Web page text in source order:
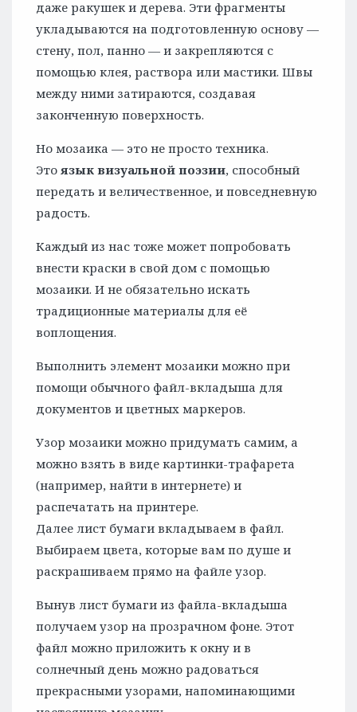
даже ракушек и дерева. Эти фрагменты
укладываются на подготовленную основу —
стену, пол, панно — и закрепляются с
помощью клея, раствора или мастики. Швы
между ними затираются, создавая
законченную поверхность.
Но мозаика — это не просто техника.
Это язык визуальной поэзии, способный
передать и величественное, и повседневную
радость.
Каждый из нас тоже может попробовать
внести краски в свой дом с помощью
мозаики. И не обязательно искать
традиционные материалы для её
воплощения.
Выполнить элемент мозаики можно при
помощи обычного файл-вкладыша для
документов и цветных маркеров.
Узор мозаики можно придумать самим, а
можно взять в виде картинки-трафарета
(например, найти в интернете) и
распечатать на принтере.
Далее лист бумаги вкладываем в файл.
Выбираем цвета, которые вам по душе и
раскрашиваем прямо на файле узор.
Вынув лист бумаги из файла-вкладыша
получаем узор на прозрачном фоне. Этот
файл можно приложить к окну и в
солнечный день можно радоваться
прекрасными узорами, напоминающими